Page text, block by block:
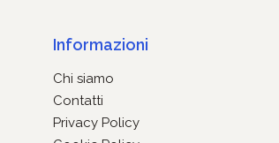
Informazioni
Chi siamo
Contatti
Privacy Policy